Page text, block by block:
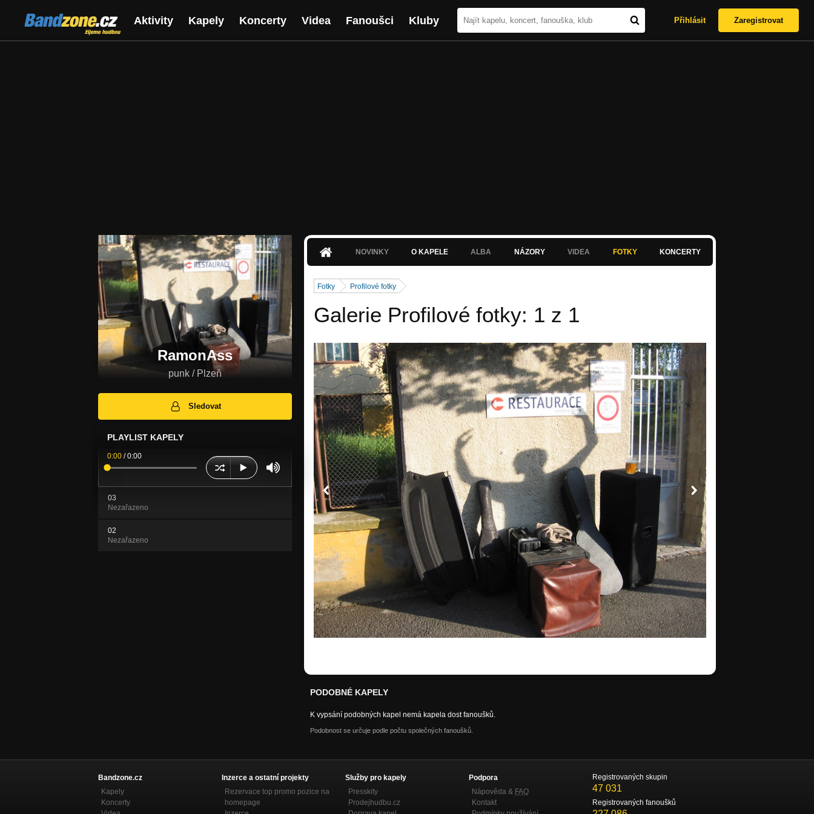
Bandzone.cz
žijeme hudbou
Aktivity Kapely Koncerty Videa Fanoušci Kluby Přihlásit Zaregistrovat
RamonAss
punk / Plzeň
Sledovat
PLAYLIST KAPELY
0:00 /0:00
03
Nezařazeno
02
Nezařazeno
NOVINKY O KAPELE ALBA NÁZORY VIDEA FOTKY KONCERTY
Fotky Profilové fotky
Galerie Profilové fotky: 1 z 1
PODOBNÉ KAPELY
K vypsání podobných kapel nemá kapela dost fanoušků.
Podobnost se určuje podle počtu společných fanoušků.
Bandzone.cz
Kapely
Koncerty
Inzerce a ostatní projekty
Rezervace top promo pozice na
homepage
Služby pro kapely
Presskity
Prodejhudbu.cz
Podpora
Nápověda & FAQ
Kontakt
Registrovaných skupin
47 031
Registrovaných fanoušků